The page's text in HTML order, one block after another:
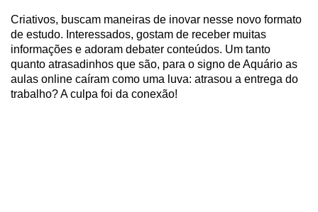
Criativos, buscam maneiras de inovar nesse novo formato
de estudo. Interessados, gostam de receber muitas
informações e adoram debater conteúdos. Um tanto
quanto atrasadinhos que são, para o signo de Aquário as
aulas online caíram como uma luva: atrasou a entrega do
trabalho? A culpa foi da conexão!